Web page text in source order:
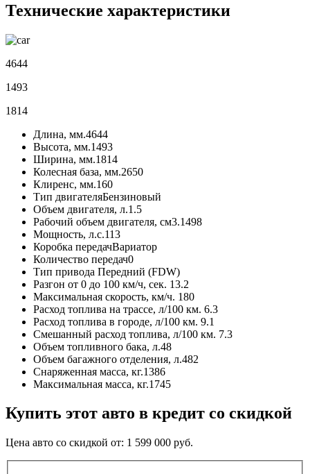
Технические характеристики
4644
1493
1814
Длина, мм.4644
Высота, мм.1493
Ширина, мм.1814
Колесная база, мм.2650
Клиренс, мм.160
Тип двигателяБензиновый
Объем двигателя, л.1.5
Рабочий объем двигателя, см3.1498
Мощность, л.с.113
Коробка передачВариатор
Количество передач0
Тип привода Передний (FDW)
Разгон от 0 до 100 км/ч, сек. 13.2
Максимальная скорость, км/ч. 180
Расход топлива на трассе, л/100 км. 6.3
Расход топлива в городе, л/100 км. 9.1
Смешанный расход топлива, л/100 км. 7.3
Объем топливного бака, л.48
Объем багажного отделения, л.482
Снаряженная масса, кг.1386
Максимальная масса, кг.1745
Купить этот авто в кредит со скидкой
Цена авто со скидкой от: 1 599 000 руб.